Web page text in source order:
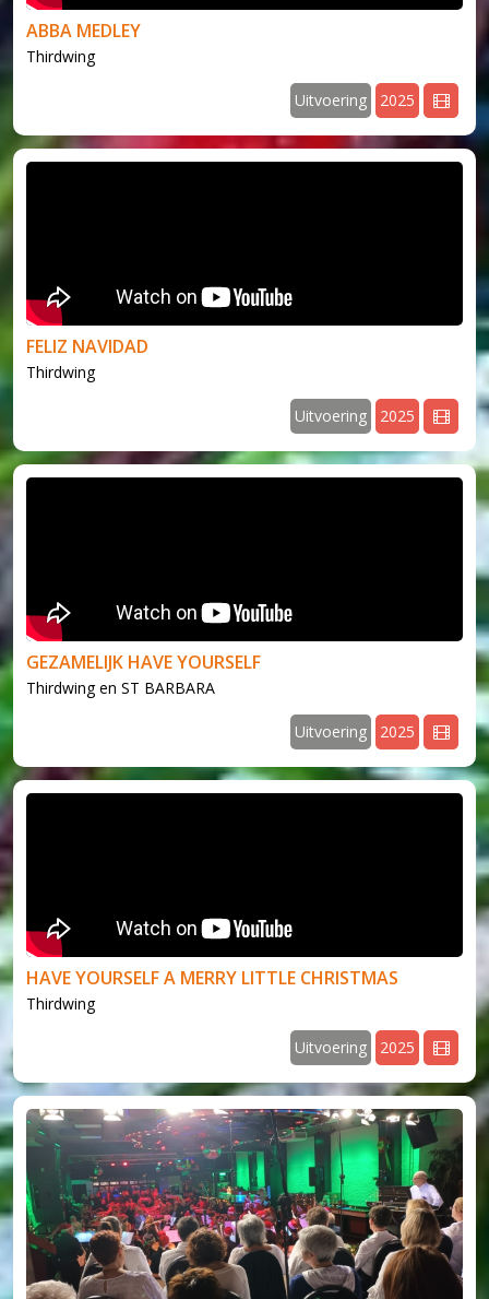
ABBA MEDLEY
Thirdwing
Uitvoering 2025
FELIZ NAVIDAD
Thirdwing
Uitvoering 2025
GEZAMELIJK HAVE YOURSELF
Thirdwing en ST BARBARA
Uitvoering 2025
HAVE YOURSELF A MERRY LITTLE CHRISTMAS
Thirdwing
Uitvoering 2025